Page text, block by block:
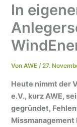
In
VonAWE/27.
Heute nimmt der
e.V., kurz AWE,
gegründet,